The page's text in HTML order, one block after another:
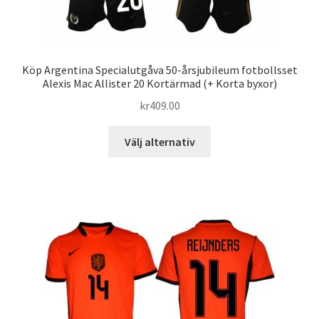
Köp Argentina Specialutgåva 50-årsjubileum fotbollsset
Alexis Mac Allister 20 Kortärmad (+ Korta byxor)
kr409.00
Välj alternativ
varianter.
De
olika
alternativen
kan
väljas